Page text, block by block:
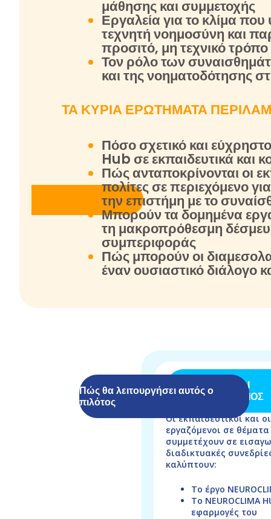
μάθησης και συμμετοχής
Εργαλεία για το κλίμα
τεχνητή νοημοσύνη και
προσιτό, μη τεχνικό τρόπο
Τον ρόλο των
και της νοηματοδότησης
ΤΑ ΚΥΡΙΑ ΕΡΩΤΗΜΑΤΑ
Πόσο σχετικό και
Hub σε εκπαιδευτικά και
Πώς ανταποκρίνονται οι
πολίτες σε περιεχόμενο
την επιστήμη με το
Μπορούν τα δομημένα
τη μακροπρόθεσμη
συμπεριφοράς
Πώς μπορούν οι
έναν ουσιαστικό διάλογο
Πώς θα λειτουργήσει αυτός ο
πιλότος
ΕΚΠΑΙΔΕΥΣΗ ΚΑΙ
ΠΡΟΣΑΝΑΤΟΛΙΣΜΟΣ
Οι εκπαιδευτικοί και οι
εργαζόμενοι σε
συμμετέχουν σε
διαδικτυακές
καλύπτουν:
Το έργο
Το NEUROCLIMA
εφαρμογές του